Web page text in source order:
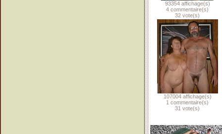
93354 affichage(s)
4 commentaire(s)
32 vote(s)
107004 affichage(s)
1 commentaire(s)
31 vote(s)